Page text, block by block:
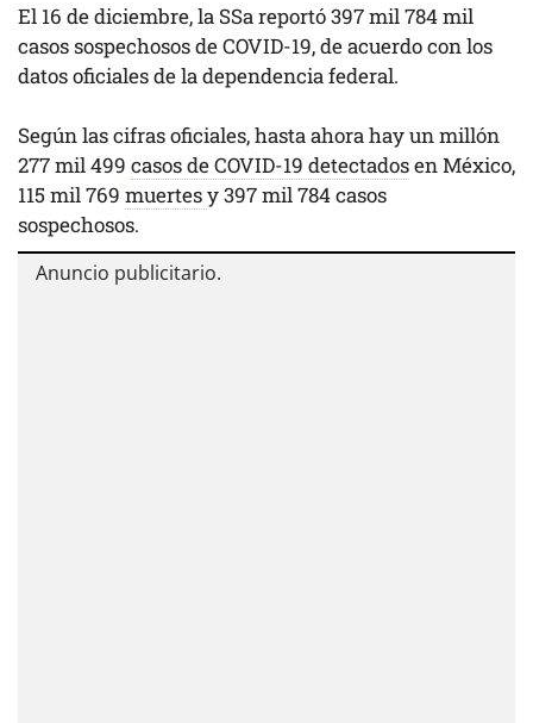
El 16 de diciembre, la SSa reportó 397 mil 784 mil
casos sospechosos de COVID-19, de acuerdo con los
datos oficiales de la dependencia federal.
Según las cifras oficiales, hasta ahora hay un millón
277 mil 499 casos de COVID-19 detectadosen México,
115 mil 769 muertesy 397 mil 784 casos
sospechosos.